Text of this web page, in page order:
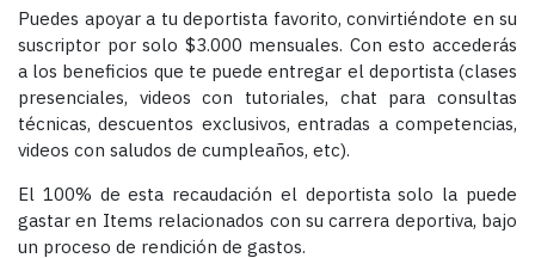
Puedes apoyar a tu deportista favorito, convirtiéndote en su
suscriptor por solo $3.000 mensuales. Con esto accederás
a los beneficios que te puede entregar el deportista (clases
presenciales, videos con tutoriales, chat para consultas
técnicas, descuentos exclusivos, entradas a competencias,
videos con saludos de cumpleaños, etc).
El 100% de esta recaudación el deportista solo la puede
gastar en Items relacionados con su carrera deportiva, bajo
un proceso de rendición de gastos.